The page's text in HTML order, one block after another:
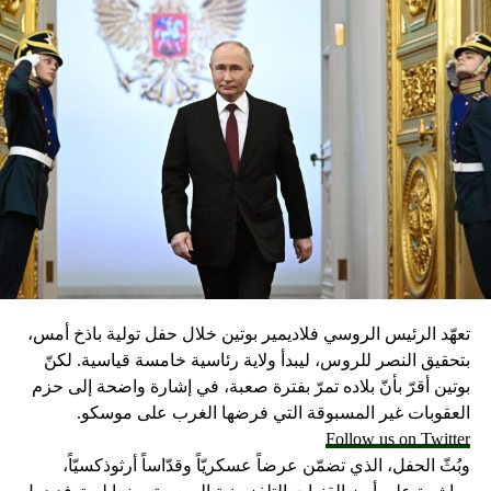
UP
عرض في مطعم الشيف التركي نصرت يتسبب بحروق لـ 5
DON'T MISS
التحكم المروري: جريحان نتيجة اصطدام مركبة بعمود إنارة
على أوتوستراد خلدة باتجاه صيدا وحركة المرور كثيفة في
المحلة
تعهّد الرئيس الروسي فلاديمير بوتين خلال حفل تولية باذخ أمس،
بتحقيق النصر للروس، ليبدأ ولاية رئاسية خامسة قياسية. لكنّ
بوتين أقرّ بأنّ بلاده تمرّ بفترة صعبة، في إشارة واضحة إلى حزم
العقوبات غير المسبوقة التي فرضها الغرب على موسكو.
Follow us on Twitter
وبُثّ الحفل، الذي تضمّن عرضاً عسكريّاً وقدّاساً أرثوذكسيّاً،